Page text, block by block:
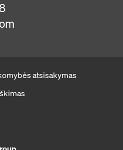
atsisakymas